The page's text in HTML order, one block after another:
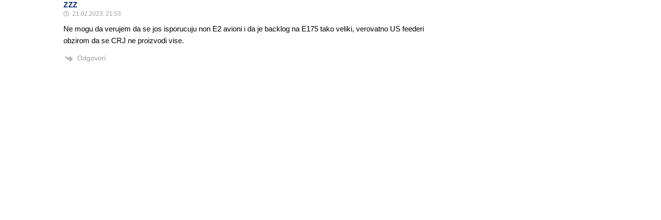
ZZZ
21.02.2023. 21:53
Ne mogu da verujem da se jos isporucuju non E2 avioni i da je backlog na E175 tako veliki, verovatno US feederi
obzirom da se CRJ ne proizvodi vise.
Odgovori